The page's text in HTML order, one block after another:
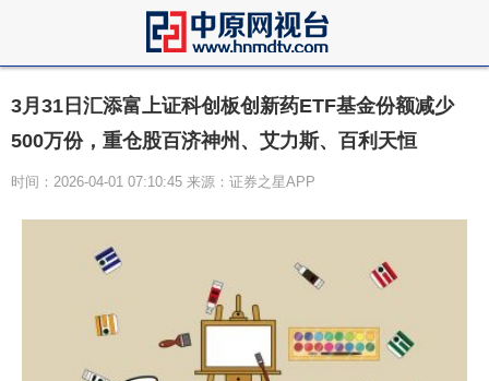
3月31日汇添富上证科创板创新药ETF基金份额减少
500万份，重仓股百济神州、艾力斯、百利天恒
时间：2026-04-01 07:10:45 来源：证券之星APP